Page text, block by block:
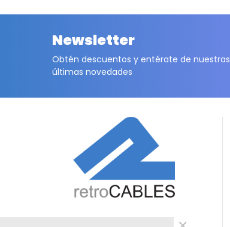
Newsletter
Obtén descuentos y entérate de nuestras
últimas novedades